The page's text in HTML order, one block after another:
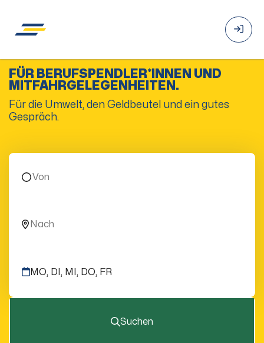
FÜR BERUFSPENDLER*INNEN UND
MITFAHRGELEGENHEITEN.
Für die Umwelt, den Geldbeutel und ein gutes
Gespräch.
MO, DI, MI, DO, FR
Suchen